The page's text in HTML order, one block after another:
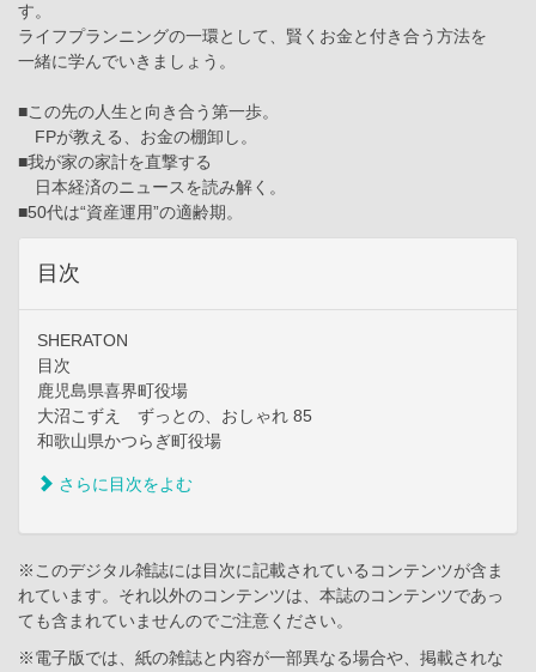
す。
ライフプランニングの一環として、賢くお金と付き合う方法を
一緒に学んでいきましょう。
■この先の人生と向き合う第一歩。
FPが教える、お金の棚卸し。
■我が家の家計を直撃する
日本経済のニュースを読み解く。
■50代は“資産運用”の適齢期。
目次
SHERATON
目次
鹿児島県喜界町役場
大沼こずえ ずっとの、おしゃれ 85
和歌山県かつらぎ町役場
さらに目次をよむ
※このデジタル雑誌には目次に記載されているコンテンツが含ま
れています。それ以外のコンテンツは、本誌のコンテンツであっ
ても含まれていませんのでご注意ください。
※電子版では、紙の雑誌と内容が一部異なる場合や、掲載されな